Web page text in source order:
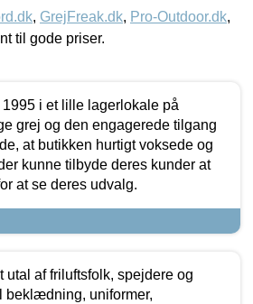
, GrejFreak.dk, Pro-Outdoor.dk,
til gode priser.
i et lille lagerlokale på
grej og den engagerede tilgang
at butikken hurtigt voksede og
kunne tilbyde deres kunder at
at se deres udvalg.
af friluftsfolk, spejdere og
beklædning, uniformer,